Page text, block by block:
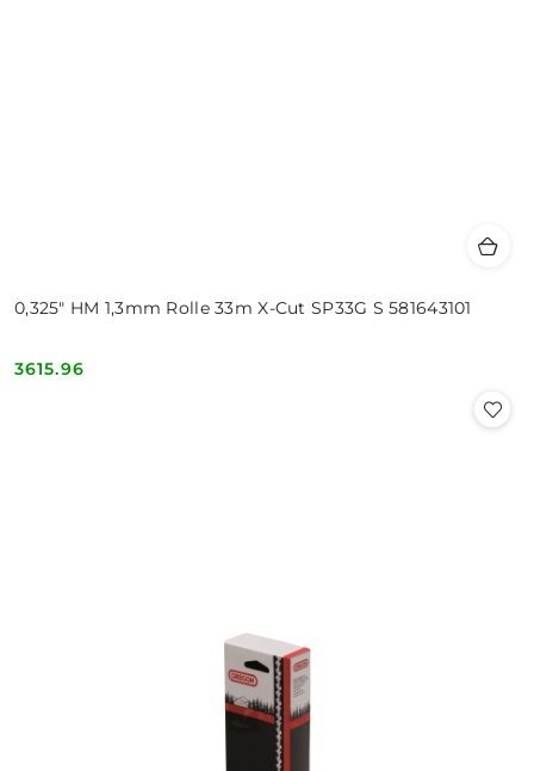
0,325" HM 1,3mm Rolle 33m X-Cut SP33G S 581643101
Cena:
3615.96